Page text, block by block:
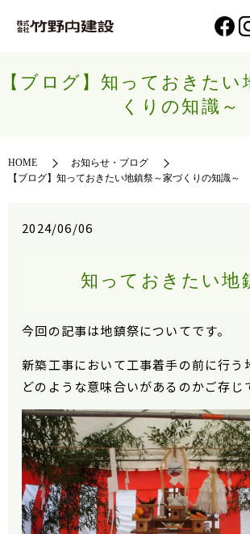
【ブログ】知っておきたい
くりの知識～
HOME
お知らせ・ブログ
【ブログ】知っておきたい地鎮祭～家づくりの知識～
2024/06/06
知っておきたい地
今回の記事は地鎮祭についてです。
新築工事において工事着手の前に行う
どのような意味合いがあるのかご存じ